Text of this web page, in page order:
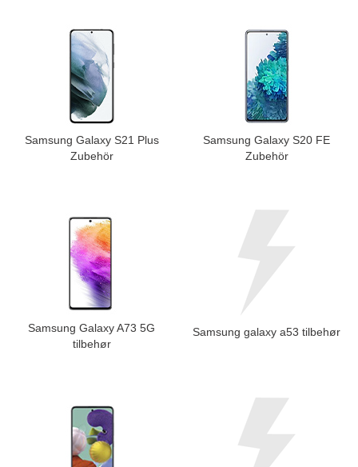
Samsung Galaxy S21 Plus
Zubehör
Samsung Galaxy S20 FE
Zubehör
Samsung Galaxy A73 5G
tilbehør
Samsung galaxy a53 tilbehør